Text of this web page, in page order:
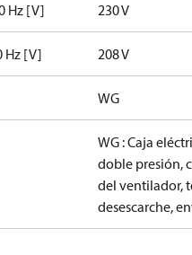
Hz [V] 230 V
Hz [V] 208 V
WG
WG : Caja
doble presión,
del ventilador,
desescarche,